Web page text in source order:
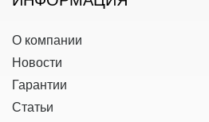
О компании
Новости
Гарантии
Статьи